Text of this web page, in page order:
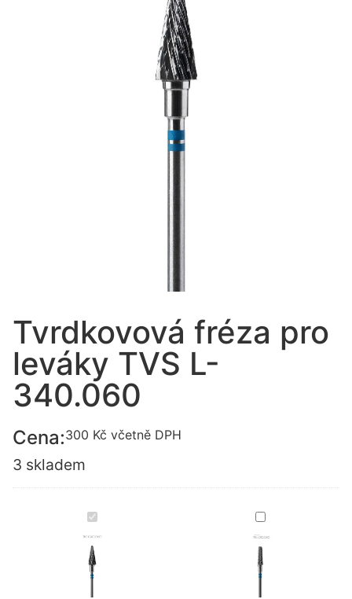
Tvrdkovová fréza pro
leváky TVS L-
340.060
Cena:300 Kč včetně DPH
3 skladem
Tvrdkovová
fréza
pro
leváky
TVS
L-
Tvrdkovová
fréza
pro
leváky
TVS
L-